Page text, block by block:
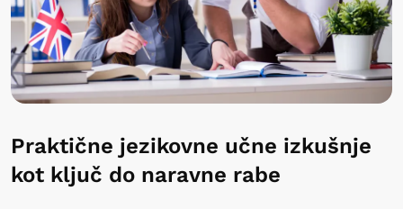
Praktične jezikovne učne izkušnje
kot ključ do naravne rabe